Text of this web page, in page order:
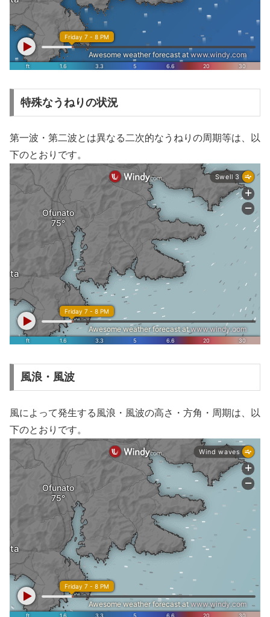
特殊なうねりの状況
第一波・第二波とは異なる二次的なうねりの周期等は、以
下のとおりです。
風浪・風波
風によって発生する風浪・風波の高さ・方角・周期は、以
下のとおりです。